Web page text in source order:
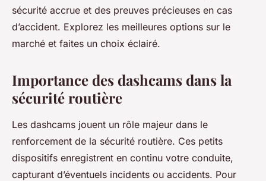
sécurité accrue et des preuves précieuses en cas
d’accident. Explorez les meilleures options sur le
marché et faites un choix éclairé.
Importance des dashcams dans la
sécurité routière
Les dashcams jouent un rôle majeur dans le
renforcement de la sécurité routière. Ces petits
dispositifs enregistrent en continu votre conduite,
capturant d’éventuels incidents ou accidents. Pour